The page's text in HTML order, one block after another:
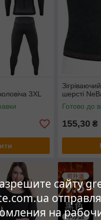
сайту
на
3XL
шерсті
Готово до
155,30 ₴